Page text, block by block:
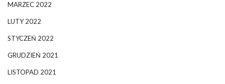
MARZEC 2022
LUTY 2022
STYCZEŃ 2022
GRUDZIEŃ 2021
LISTOPAD 2021